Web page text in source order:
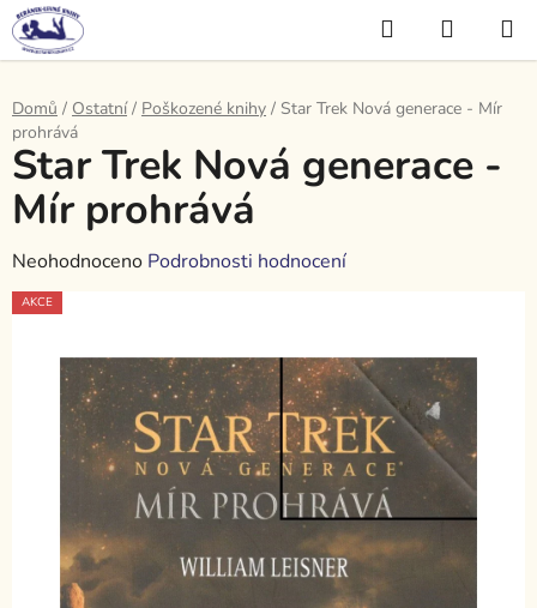
Přejít
na
obsah
Hledat
KOŠÍK
Domů / Ostatní / Poškozené knihy / Star Trek Nová generace - Mír
prohrává
Star Trek Nová generace -
Mír prohrává
Průměrné
hodnocení
Neohodnoceno Podrobnosti hodnocení
AKCE